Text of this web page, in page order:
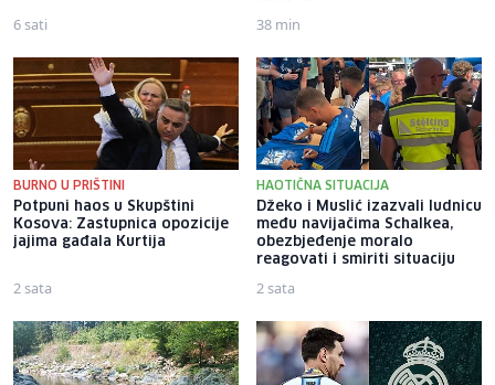
6 sati 38 min
BURNO U PRIŠTINI
Potpuni haos u Skupštini
Kosova: Zastupnica opozicije
jajima gađala Kurtija
2 sata
HAOTIČNA SITUACIJA
Džeko i Muslić izazvali ludnicu
među navijačima Schalkea,
obezbjeđenje moralo
reagovati i smiriti situaciju
2 sata